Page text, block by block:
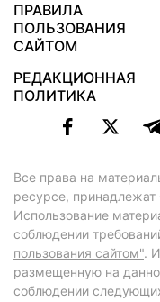
ПРАВИЛА
ПОЛЬЗОВАНИЯ
САЙТОМ
РЕДАКЦИОННАЯ
ПОЛИТИКА
Все права на
ресурсе,
Использование
соблюдении
пользования сайтом".
размещенную на
соблюдении